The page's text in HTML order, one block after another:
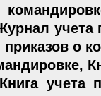
учета
приказов о
учета